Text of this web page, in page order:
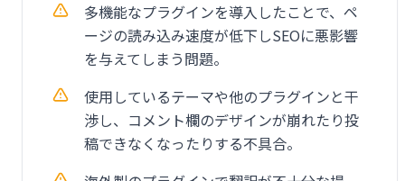
多機能なプラグインを導入したことで、ペ
ージの読み込み速度が低下しSEOに悪影響
を与えてしまう問題。
使用しているテーマや他のプラグインと干
渉し、コメント欄のデザインが崩れたり投
稿できなくなったりする不具合。